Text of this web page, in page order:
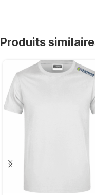
Produits